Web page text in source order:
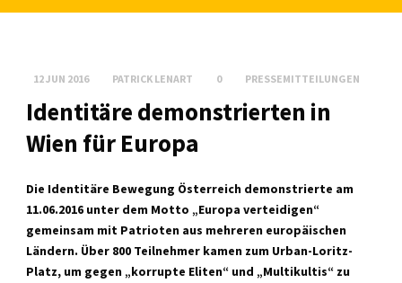
12 JUN 2016 PATRICK LENART 0 PRESSEMITTEILUNGEN
Identitäre demonstrierten in
Wien für Europa
Die Identitäre Bewegung Österreich demonstrierte am
11.06.2016 unter dem Motto „Europa verteidigen“
gemeinsam mit Patrioten aus mehreren europäischen
Ländern. Über 800 Teilnehmer kamen zum Urban-Loritz-
Platz, um gegen „korrupte Eliten“ und „Multikultis“ zu